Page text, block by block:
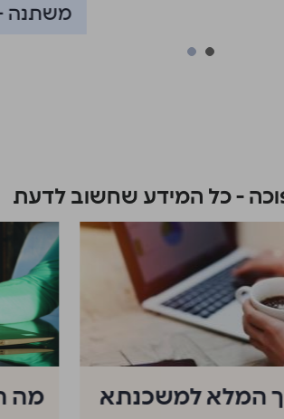
משתנה
- כל המידע שחשוב לדעת
מה
המלא למשכנתא